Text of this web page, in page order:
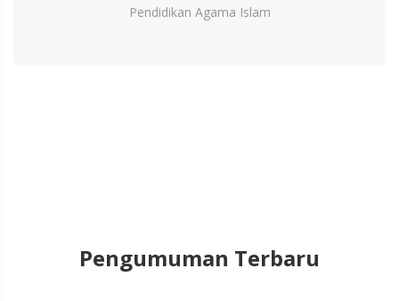
Pendidikan Agama Islam
Pengumuman Terbaru